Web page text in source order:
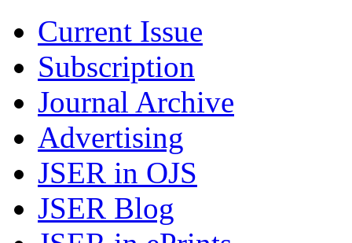
Current Issue
Subscription
Journal Archive
Advertising
JSER in OJS
JSER Blog